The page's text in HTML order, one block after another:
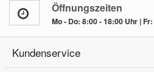
Öffnungszeiten
Mo - Do: 8:00 - 18:00 Uhr |
Kundenservice